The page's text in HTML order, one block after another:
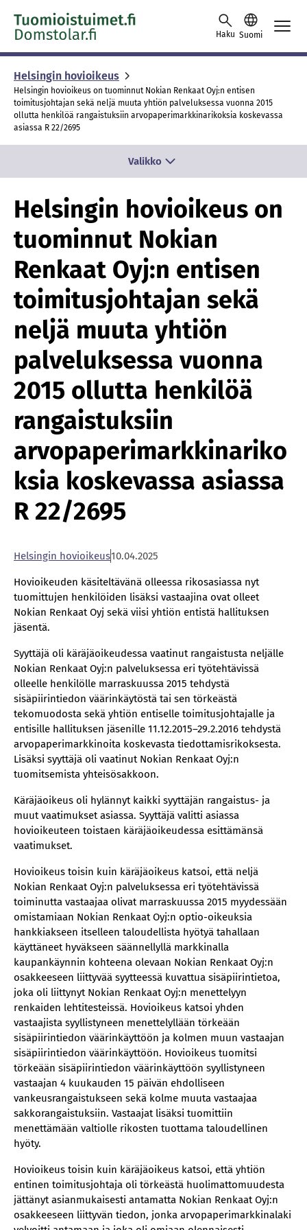
Siirry sisältöön
Haku Suomi
Helsingin hovioikeus
Helsingin hovioikeus on tuominnut Nokian Renkaat Oyj:n entisen
toimitusjohtajan sekä neljä muuta yhtiön palveluksessa vuonna 2015
ollutta henkilöä rangaistuksiin arvopaperimarkkinarikoksia koskevassa
asiassa R 22/2695
Valikko
Helsingin hovioikeus on
tuominnut Nokian
Renkaat Oyj:n entisen
toimitusjohtajan sekä
neljä muuta yhtiön
palveluksessa vuonna
2015 ollutta henkilöä
rangaistuksiin
arvopaperimarkkinariko
ksia koskevassa asiassa
R 22/2695
Helsingin hovioikeus10.04.2025
Hovioikeuden käsiteltävänä olleessa rikosasiassa nyt
tuomittujen henkilöiden lisäksi vastaajina ovat olleet
Nokian Renkaat Oyj sekä viisi yhtiön entistä hallituksen
jäsentä.
Syyttäjä oli käräjäoikeudessa vaatinut rangaistusta neljälle
Nokian Renkaat Oyj:n palveluksessa eri työtehtävissä
olleelle henkilölle marraskuussa 2015 tehdystä
sisäpiirintiedon väärinkäytöstä tai sen törkeästä
tekomuodosta sekä yhtiön entiselle toimitusjohtajalle ja
entisille hallituksen jäsenille 11.12.2015–29.2.2016 tehdystä
arvopaperimarkkinoita koskevasta tiedottamisrikoksesta.
Lisäksi syyttäjä oli vaatinut Nokian Renkaat Oyj:n
tuomitsemista yhteisösakkoon.
Käräjäoikeus oli hylännyt kaikki syyttäjän rangaistus- ja
muut vaatimukset asiassa. Syyttäjä valitti asiassa
hovioikeuteen toistaen käräjäoikeudessa esittämänsä
vaatimukset.
Hovioikeus toisin kuin käräjäoikeus katsoi, että neljä
Nokian Renkaat Oyj:n palveluksessa eri työtehtävissä
toiminutta vastaajaa olivat marraskuussa 2015 myydessään
omistamiaan Nokian Renkaat Oyj:n optio-oikeuksia
hankkiakseen itselleen taloudellista hyötyä tahallaan
käyttäneet hyväkseen säännellyllä markkinalla
kaupankäynnin kohteena olevaan Nokian Renkaat Oyj:n
osakkeeseen liittyvää syytteessä kuvattua sisäpiirintietoa,
joka oli liittynyt Nokian Renkaat Oyj:n menettelyyn
renkaiden lehtitesteissä. Hovioikeus katsoi yhden
vastaajista syyllistyneen menettelyllään törkeään
sisäpiirintiedon väärinkäyttöön ja kolmen muun vastaajan
sisäpiirintiedon väärinkäyttöön. Hovioikeus tuomitsi
törkeään sisäpiirintiedon väärinkäyttöön syyllistyneen
vastaajan 4 kuukauden 15 päivän ehdolliseen
vankeusrangaistukseen sekä kolme muuta vastaajaa
sakkorangaistuksiin. Vastaajat lisäksi tuomittiin
menettämään valtiolle rikosten tuottama taloudellinen
hyöty.
Hovioikeus toisin kuin käräjäoikeus katsoi, että yhtiön
entinen toimitusjohtaja oli törkeästä huolimattomuudesta
jättänyt asianmukaisesti antamatta Nokian Renkaat Oyj:n
osakkeeseen liittyvän tiedon, jonka arvopaperimarkkinalaki